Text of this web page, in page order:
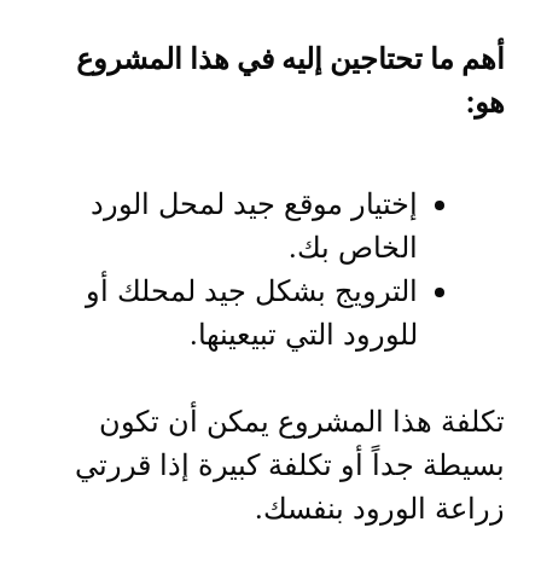
أهم ما تحتاجين إليه في هذا المشروع
هو:
إختيار موقع جيد لمحل الورد
الخاص بك.
الترويج بشكل جيد لمحلك أو
للورود التي تبيعينها.
تكلفة هذا المشروع يمكن أن تكون
بسيطة جداً أو تكلفة كبيرة إذا قررتي
زراعة الورود بنفسك.